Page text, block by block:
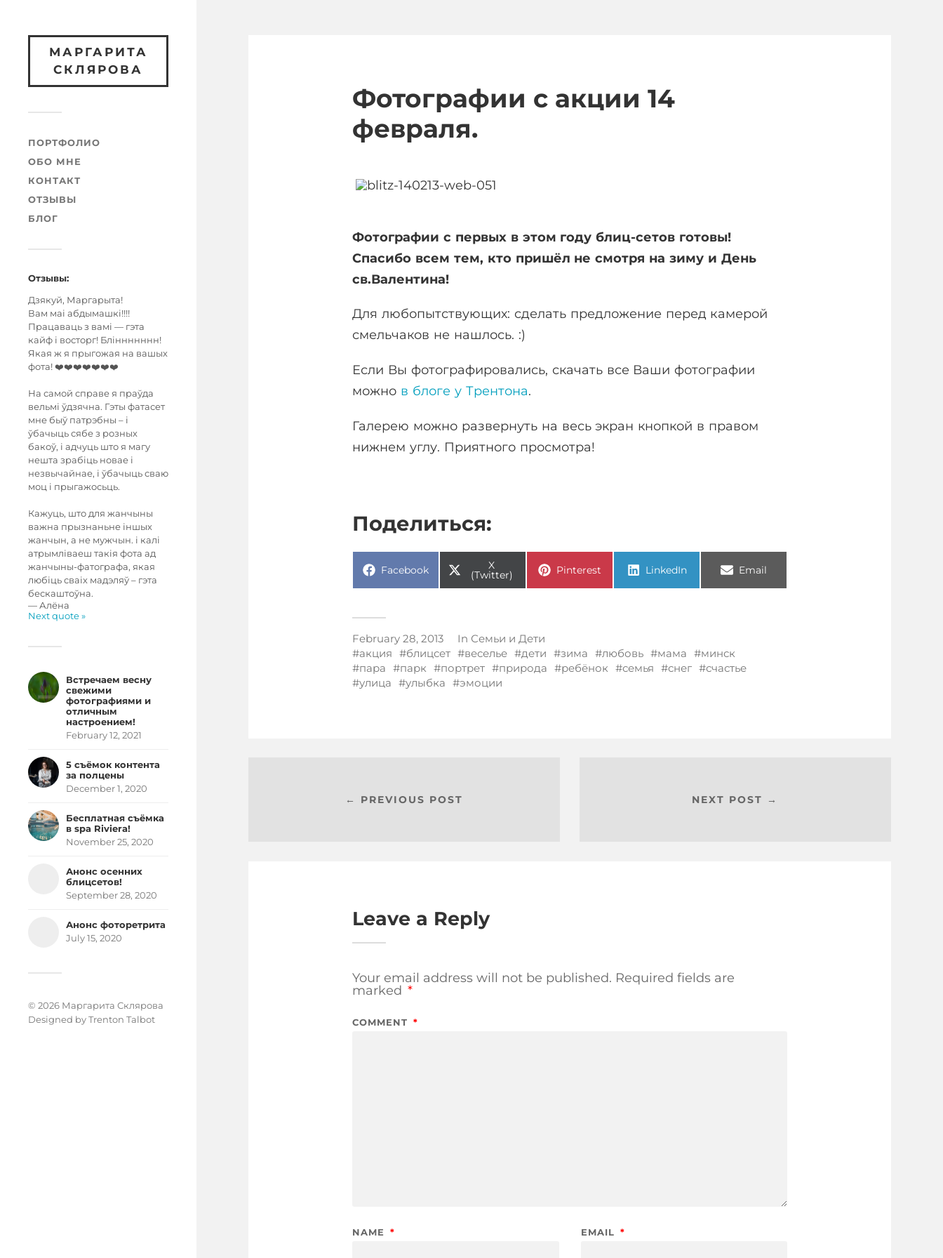
МАРГАРИТА
СКЛЯРОВА
ПОРТФОЛИО
ОБО МНЕ
КОНТАКТ
ОТЗЫВЫ
БЛОГ
Отзывы:
Дзякуй, Маргарыта!
Вам маі абдымашкі!!!!
Працаваць з вамі — гэта
кайф і восторг! Бліннннннн!
Якая ж я прыгожая на вашых
фота! ❤️❤️❤️❤️❤️❤️❤️
На самой справе я праўда
вельмі ўдзячна. Гэты фатасет
мне быў патрэбны – і
ўбачыць сябе з розных
бакоў, і адчуць што я магу
нешта зрабіць новае і
незвычайнае, і ўбачыць сваю
моц і прыгажосьць.
Кажуць, што для жанчыны
важна прызнаньне іншых
жанчын, а не мужчын. і калі
атрымліваеш такія фота ад
жанчыны-фатографа, якая
любіць сваіх мадэляў – гэта
бескаштоўна.
— Алёна
Next quote »
Встречаем весну
свежими
фотографиями и
отличным
настроением!
February 12, 2021
5 съёмок контента
за полцены
December 1, 2020
Бесплатная съёмка
в spa Riviera!
November 25, 2020
Анонс осенних
блицсетов!
September 28, 2020
Анонс фоторетрита
July 15, 2020
© 2026 Маргарита Склярова
Designed byTrenton Talbot
Фотографии с акции 14
февраля.
Фотографии с первых в этом году блиц-сетов готовы!
Спасибо всем тем, кто пришёл не смотря на зиму и День
св.Валентина!
Для любопытствующих: сделать предложение перед камерой
смельчаков не нашлось. :)
Если Вы фотографировались, скачать все Ваши фотографии
можно в блоге у Трентона.
Галерею можно развернуть на весь экран кнопкой в правом
нижнем углу. Приятного просмотра!
Поделиться:
Facebook X
(Twitter) Pinterest LinkedIn Email
February 28, 2013 In Семьи и Дети
акция
блицсет веселье дети зима любовь мама
минск
пара
парк портрет природа ребёнок семья снег
счастье
улица
улыбка эмоции
← PREVIOUS POST NEXT POST →
Leave a Reply
Your email address will not be published. Required fields are
marked *
COMMENT *
NAME * EMAIL *